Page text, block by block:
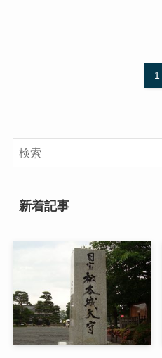
1
新着記事